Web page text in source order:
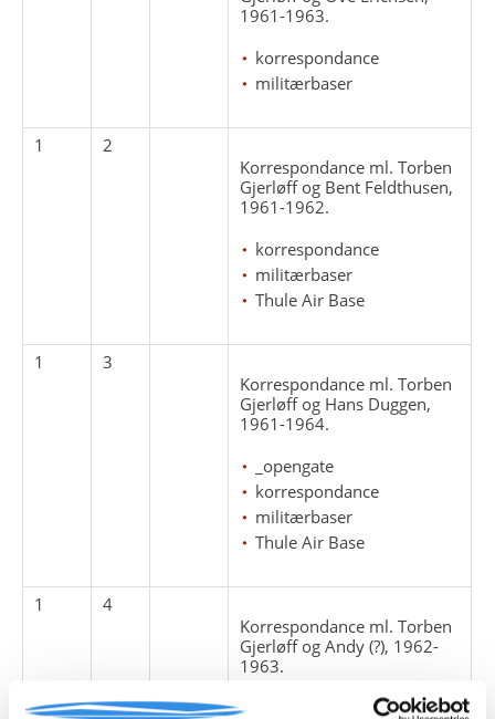
1961-1963.
korrespondance
militærbaser
1
2
Korrespondance ml. Torben
Gjerløff og Bent Feldthusen,
1961-1962.
korrespondance
militærbaser
Thule Air Base
1
3
Korrespondance ml. Torben
Gjerløff og Hans Duggen,
1961-1964.
_opengate
korrespondance
militærbaser
Thule Air Base
1
4
Korrespondance ml. Torben
Gjerløff og Andy (?), 1962-
1963.
korrespondance